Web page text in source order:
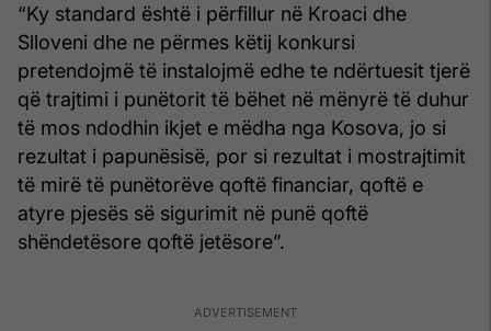
“Ky standard është i përfillur në Kroaci dhe
Slloveni dhe ne përmes këtij konkursi
pretendojmë të instalojmë edhe te ndërtuesit tjerë
që trajtimi i punëtorit të bëhet në mënyrë të duhur
të mos ndodhin ikjet e mëdha nga Kosova, jo si
rezultat i papunësisë, por si rezultat i mostrajtimit
të mirë të punëtorëve qoftë financiar, qoftë e
atyre pjesës së sigurimit në punë qoftë
shëndetësore qoftë jetësore”.